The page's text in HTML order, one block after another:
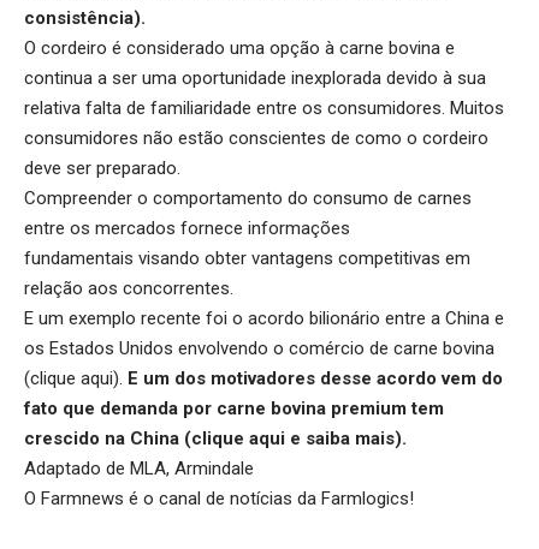
consistência).
O cordeiro é considerado uma opção à carne bovina e
continua a ser uma oportunidade inexplorada devido à sua
relativa falta de familiaridade entre os consumidores. Muitos
consumidores não estão conscientes de como o cordeiro
deve ser preparado.
Compreender o comportamento do consumo de carnes
entre os mercados fornece informações
fundamentais visando obter vantagens competitivas em
relação aos concorrentes.
E um exemplo recente foi o acordo bilionário entre a China e
os Estados Unidos envolvendo o comércio de carne bovina
(clique aqui). E um dos motivadores desse acordo vem do
fato que demanda por carne bovina premium tem
crescido na China (clique aqui e saiba mais).
Adaptado de MLA, Armindale
O Farmnews é o canal de notícias da Farmlogics!